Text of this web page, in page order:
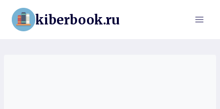
Перейти
содержимому
kiberbook.ru